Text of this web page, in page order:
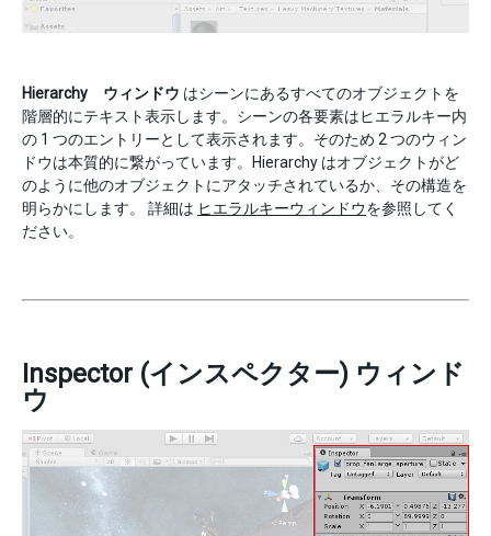
Hierarchy ウィンドウ はシーンにあるすべてのオブジェクトを
階層的にテキスト表示します。シーンの各要素はヒエラルキー内
の 1 つのエントリーとして表示されます。そのため 2 つのウィン
ドウは本質的に繋がっています。Hierarchy はオブジェクトがど
のように他のオブジェクトにアタッチされているか、その構造を
明らかにします。 詳細は ヒエラルキーウィンドウを参照してく
ださい。
Inspector (インスペクター) ウィンド
ウ